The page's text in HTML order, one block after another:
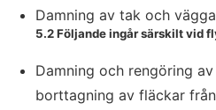
Damning av tak och
5.2 Följande ingår särskilt vid
Damning och rengöring
borttagning av fläckar